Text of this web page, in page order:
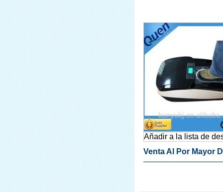
Zapata Para Clínica
Añadir a la lista de
Venta Al Por Mayor